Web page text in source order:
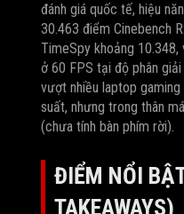
đánh giá quốc tế, hiệu
30.463 điểm Cinebench
TimeSpy khoảng
ở 60 FPS tại độ phân
vượt nhiều laptop
suất, nhưng trong thân
(chưa tính bàn phím rời).
ĐIỂM NỔI
TAKEAWAYS)